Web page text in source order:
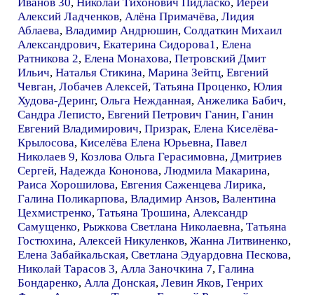
Алексий Ладченков, Алёна Примачёва, Лидия
Аблаева, Владимир Андрюшин, Солдаткин Михаил
Александрович, Екатерина Сидорова1, Елена
Ратникова 2, Елена Монахова, Петровский Дмит
Ильич, Наталья Стикина, Марина Зейтц, Евгений
Чевган, Лобачев Алексей, Татьяна Проценко, Юлия
Худова-Деринг, Ольга Нежданная, Анжелика Бабич,
Сандра Леписто, Евгений Петрович Ганин, Ганин
Евгений Владимирович, Призрак, Елена Киселёва-
Крылосова, Киселёва Елена Юрьевна, Павел
Николаев 9, Козлова Ольга Герасимовна, Дмитриев
Сергей, Надежда Кононова, Людмила Макарина,
Раиса Хорошилова, Евгения Саженцева Лирика,
Галина Поликарпова, Владимир Анзов, Валентина
Цехмистренко, Татьяна Трошина, Александр
Самущенко, Рыжкова Светлана Николаевна, Татьяна
Гостюхина, Алексей Никуленков, Жанна Литвиненко,
Елена Забайкальская, Светлана Эдуардовна Пескова,
Николай Тарасов 3, Алла Заночкина 7, Галина
Бондаренко, Алла Донская, Левин Яков, Генрих